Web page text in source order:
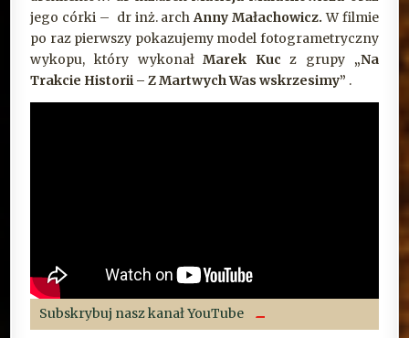
jego córki – dr inż. archAnny Małachowicz.W filmie
po raz pierwszy pokazujemy model fotogrametryczny
wykopu, który wykonałMarek Kuc z grupy „Na
Trakcie Historii – Z Martwych Was wskrzesimy” .
Subskrybuj nasz kanał YouTube